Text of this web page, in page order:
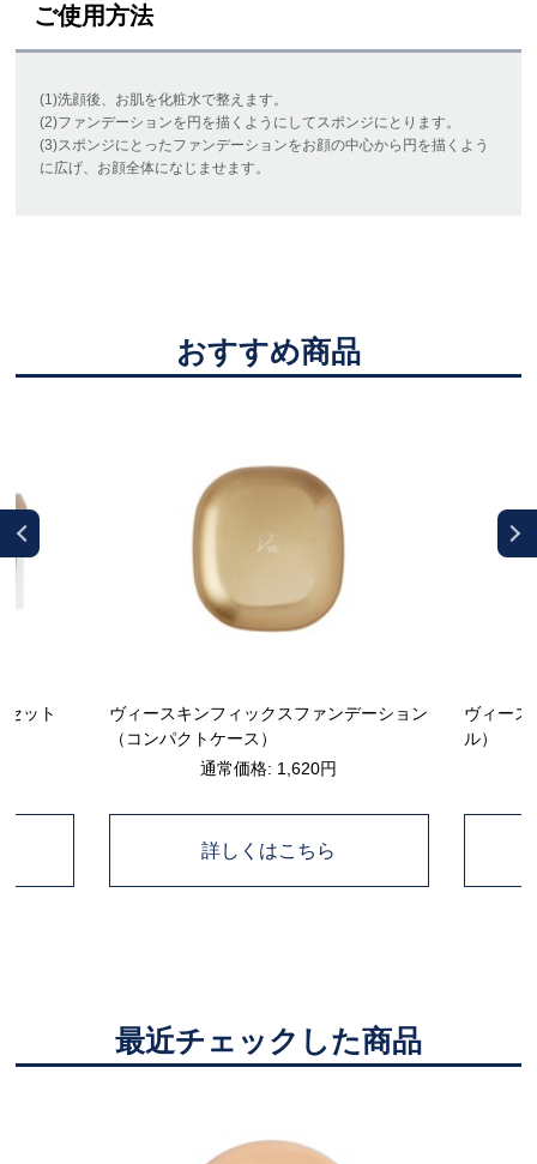
ご使用方法
(1)洗顔後、お肌を化粧水で整えます。
(2)ファンデーションを円を描くようにしてスポンジにとります。
(3)スポンジにとったファンデーションをお顔の中心から円を描くよう
に広げ、お顔全体になじませます。
おすすめ商品
ット
ヴィースキンフィックスファンデーション
（コンパクトケース）
通常価格: 1,620円
詳しくはこちら
ヴィース
ル）
最近チェックした商品